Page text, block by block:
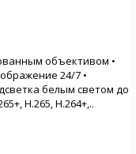
объективом •
24/7 •
белым светом до
H.265, H.264+,..